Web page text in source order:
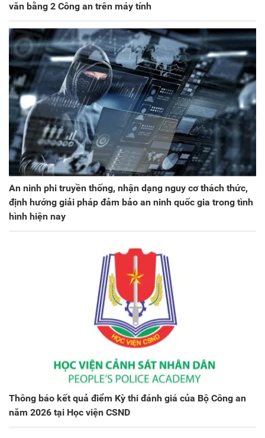
văn bằng 2 Công an trên máy tính
An ninh phi truyền thống, nhận dạng nguy cơ thách thức,
định hướng giải pháp đảm bảo an ninh quốc gia trong tình
hình hiện nay
Thông báo kết quả điểm Kỳ thi đánh giá của Bộ Công an
năm 2026 tại Học viện CSND